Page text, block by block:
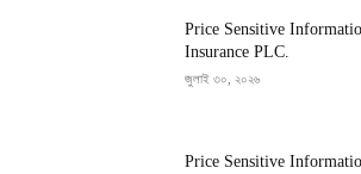
Price Sensitive
Insurance PLC.
জুলাই ৩০, ২০২৬
Price Sensitive